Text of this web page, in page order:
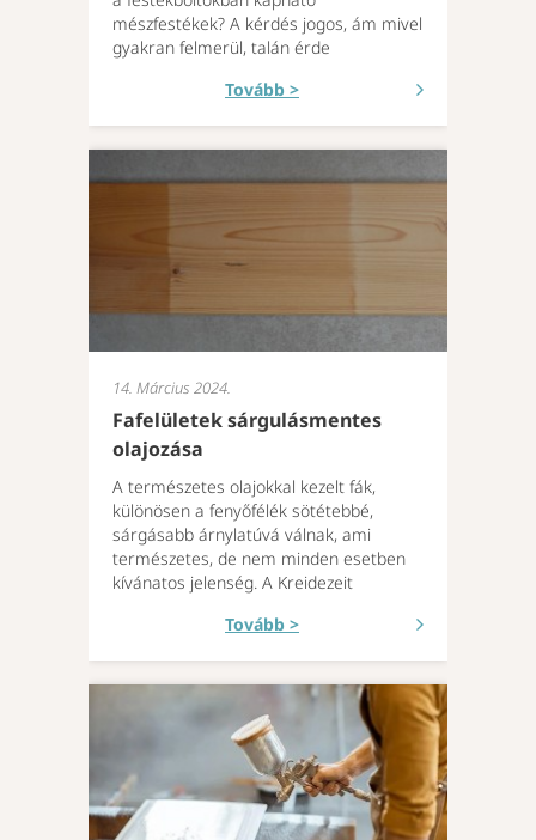
mészfestékek? A kérdés jogos, ám mivel
gyakran felmerül, talán érde
Tovább >
14. Március 2024.
Fafelületek sárgulásmentes
olajozása
A természetes olajokkal kezelt fák,
különösen a fenyőfélék sötétebbé,
sárgásabb árnylatúvá válnak, ami
természetes, de nem minden esetben
kívánatos jelenség. A Kreidezeit
Tovább >